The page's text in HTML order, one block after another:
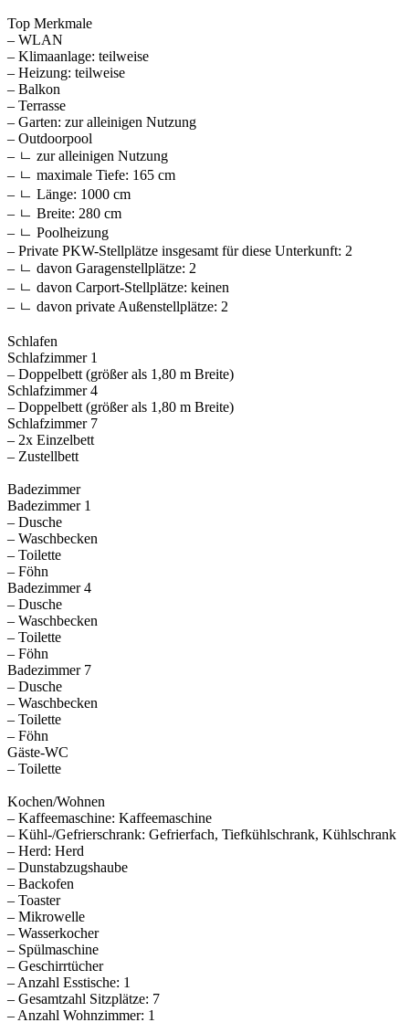
Top Merkmale
– WLAN
– Klimaanlage: teilweise
– Heizung: teilweise
– Balkon
– Terrasse
– Garten: zur alleinigen Nutzung
– Outdoorpool
– ㄴ zur alleinigen Nutzung
– ㄴ maximale Tiefe: 165 cm
– ㄴ Länge: 1000 cm
– ㄴ Breite: 280 cm
– ㄴ Poolheizung
– Private PKW-Stellplätze insgesamt für diese Unterkunft: 2
– ㄴ davon Garagenstellplätze: 2
– ㄴ davon Carport-Stellplätze: keinen
– ㄴ davon private Außen­stellplätze: 2
Schlafen
Schlafzimmer 1
– Doppelbett (größer als 1,80 m Breite)
Schlafzimmer 4
– Doppelbett (größer als 1,80 m Breite)
Schlafzimmer 7
– 2x Einzelbett
– Zustellbett
Badezimmer
Badezimmer 1
– Dusche
– Waschbecken
– Toilette
– Föhn
Badezimmer 4
– Dusche
– Waschbecken
– Toilette
– Föhn
Badezimmer 7
– Dusche
– Waschbecken
– Toilette
– Föhn
Gäste-WC
– Toilette
Kochen/Wohnen
– Kaffeemaschine: Kaffeemaschine
– Kühl-/Gefrierschrank: Gefrierfach, Tiefkühlschrank, Kühlschrank
– Herd: Herd
– Dunstabzugshaube
– Backofen
– Toaster
– Mikrowelle
– Wasserkocher
– Spülmaschine
– Geschirrtücher
– Anzahl Esstische: 1
– Gesamtzahl Sitzplätze: 7
– Anzahl Wohnzimmer: 1